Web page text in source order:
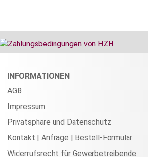
INFORMATIONEN
AGB
Impressum
Privatsphäre und Datenschutz
Kontakt | Anfrage | Bestell-Formular
Widerrufsrecht für Gewerbetreibende